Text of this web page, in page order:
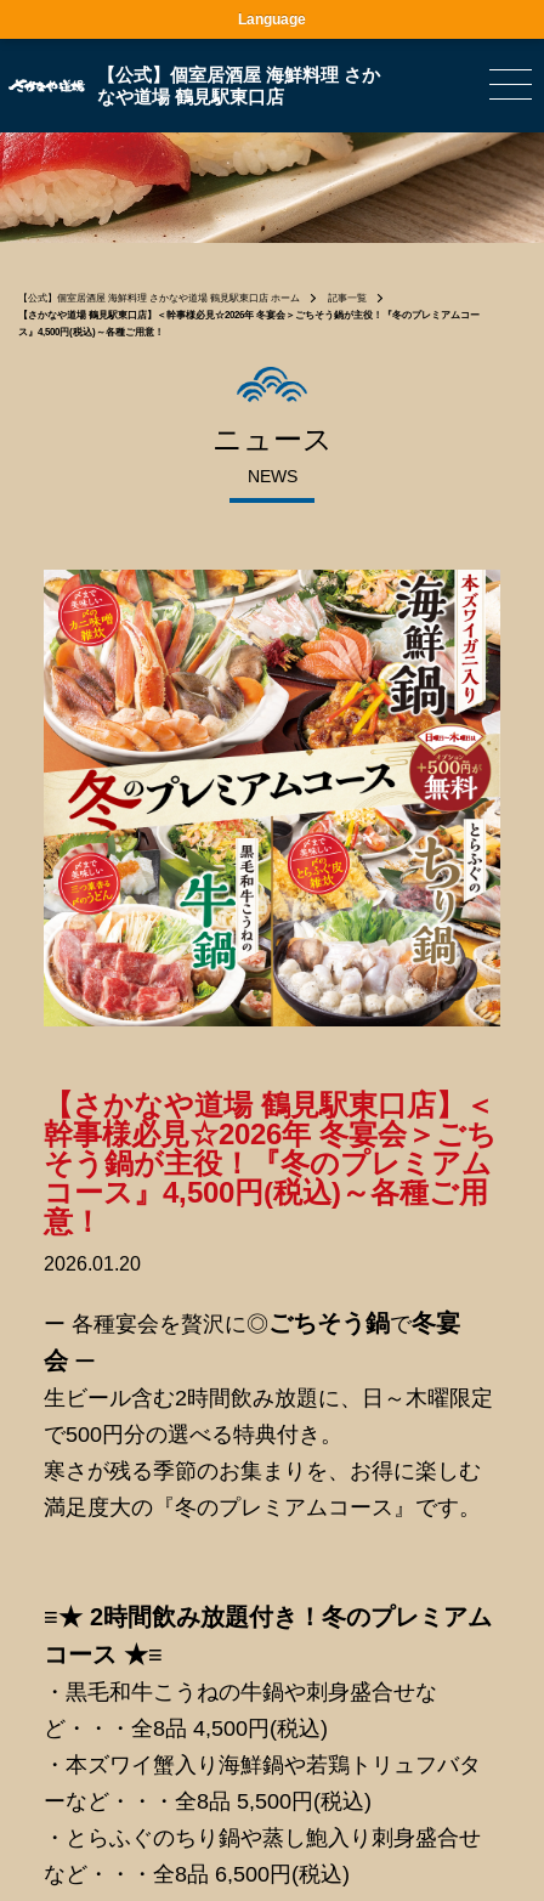
【公式】個室居酒屋 海鮮料理 さか
なや道場 鶴見駅東口店
【公式】個室居酒屋 海鮮料理 さかなや道場 鶴見駅東口店 ホーム
記事一覧
【さかなや道場 鶴見駅東口店】＜幹事様必見☆2026年 冬宴会＞ごちそう鍋が主役！『冬のプレミアムコー
ス』4,500円(税込)～各種ご用意！
ニュース
NEWS
2026.01.20
【さかなや道場 鶴見駅東口店】＜
幹事様必見☆2026年 冬宴会＞ごち
そう鍋が主役！『冬のプレミアム
コース』4,500円(税込)～各種ご用
意！
ー 各種宴会を贅沢に◎ごちそう鍋で冬宴
会ー
生ビール含む2時間飲み放題に、日～木曜限定
で500円分の選べる特典付き。
寒さが残る季節のお集まりを、お得に楽しむ
満足度大の『冬のプレミアムコース』です。
≡★ 2時間飲み放題付き！冬のプレミアム
コース ★≡
・黒毛和牛こうねの牛鍋や刺身盛合せな
ど・・・全8品 4,500円(税込)
・本ズワイ蟹入り海鮮鍋や若鶏トリュフバタ
ーなど・・・全8品 5,500円(税込)
・とらふぐのちり鍋や蒸し鮑入り刺身盛合せ
など・・・全8品 6,500円(税込)
Language